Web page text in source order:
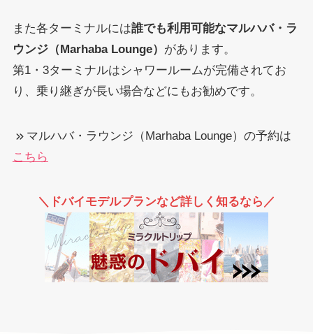
また各ターミナルには誰でも利用可能なマルハバ・ラ
ウンジ（Marhaba Lounge） があります。
第1・3ターミナルはシャワールームが完備されてお
り、乗り継ぎが長い場合などにもお勧めです。
マルハバ・ラウンジ（Marhaba Lounge）の予約は
こちら
＼ドバイモデルプランなど詳しく知るなら／